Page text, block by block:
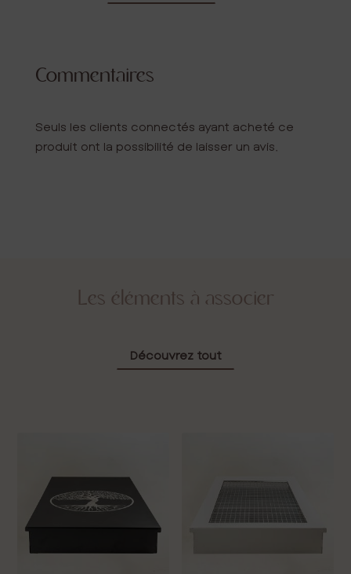
Commentaires
Seuls les clients connectés ayant acheté ce
produit ont la possibilité de laisser un avis.
Les éléments à associer
Découvrez tout